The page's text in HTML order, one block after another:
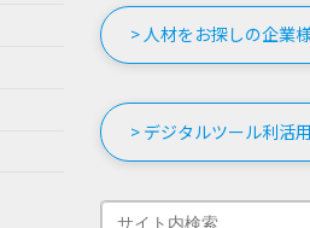
> 人材をお探しの企業
> デジタルツール利活